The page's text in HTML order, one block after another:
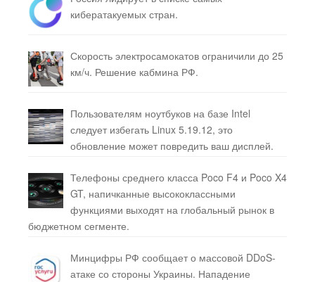
кибератакуемых стран.
Скорость электросамокатов ограничили до 25
км/ч. Решение кабмина РФ.
Пользователям ноутбуков на базе Intel
следует избегать Linux 5.19.12, это
обновление может повредить ваш дисплей.
Телефоны среднего класса Poco F4 и Poco X4
GT, напичканные высококлассными
функциями выходят на глобальный рынок в
бюджетном сегменте.
Минцифры РФ сообщает о массовой DDoS-
атаке со стороны Украины. Нападение